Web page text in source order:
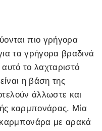
πιο γρήγορα
τα γρήγορα βραδινά
το λαχταριστό
η βάση της
άλλωστε και
καρμπονάρας. Μία
με αρακά